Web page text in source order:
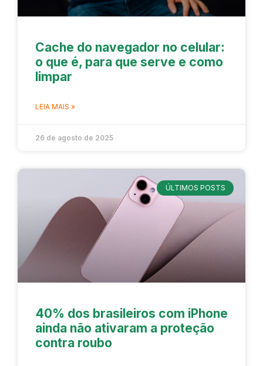
Cache do navegador no celular:
o que é, para que serve e como
limpar
LEIA MAIS »
26 de agosto de 2025
ÚLTIMOS POSTS
40% dos brasileiros com iPhone
ainda não ativaram a proteção
contra roubo